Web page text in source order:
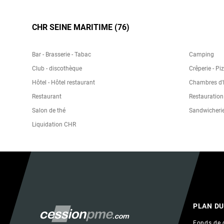
CHR SEINE MARITIME (76)
Bar - Brasserie - Tabac
Camping
Club - discothèque
Crêperie -
Hôtel - Hôtel restaurant
Chambres
Restaurant
Salon de thé
Liquidation CHR
PLAN